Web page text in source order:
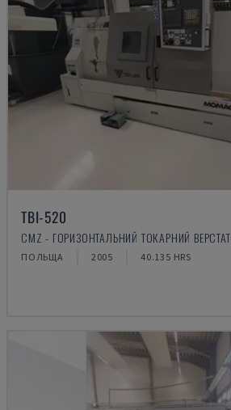
TBI-520
CMZ - ГОРИЗОНТАЛЬНИЙ ТОКАРНИЙ ВЕРСТАТ
ПОЛЬЩА 2005 40.135 HRS